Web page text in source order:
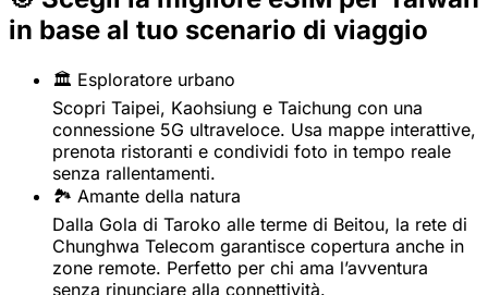
in base al tuo scenario di viaggio
🏛️ Esploratore urbano
Scopri Taipei, Kaohsiung e Taichung con una
connessione 5G ultraveloce. Usa mappe interattive,
prenota ristoranti e condividi foto in tempo reale
senza rallentamenti.
🏞️ Amante della natura
Dalla Gola di Taroko alle terme di Beitou, la rete di
Chunghwa Telecom garantisce copertura anche in
zone remote. Perfetto per chi ama l’avventura
senza rinunciare alla connettività.